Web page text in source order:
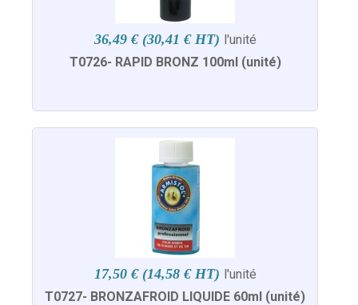
36,49 € (30,41 € HT) l'unité
T0726- RAPID BRONZ 100ml (unité)
17,50 € (14,58 € HT) l'unité
T0727- BRONZAFROID LIQUIDE 60ml (unité)